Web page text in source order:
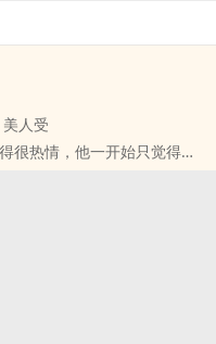
人受
很热情，他一开始只觉得这